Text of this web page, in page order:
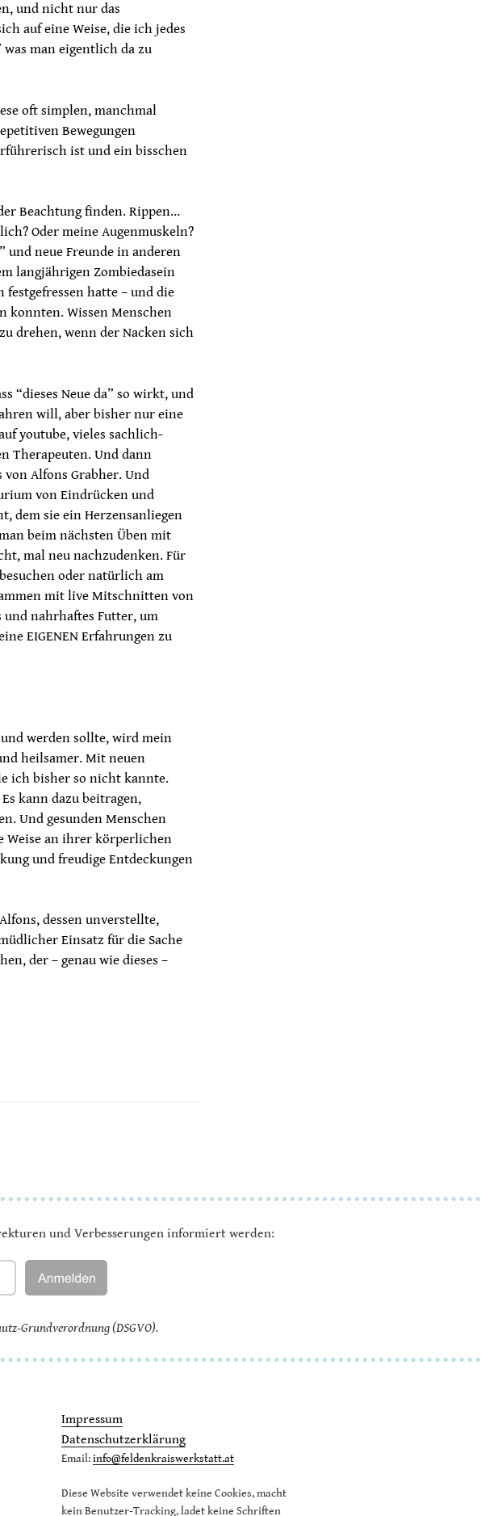
und nicht nur das
auf eine Weise, die ich jedes
was man eigentlich da zu
oft simplen, manchmal
Bewegungen
ist und ein bisschen
Beachtung finden. Rippen…
Oder meine Augenmuskeln?
neue Freunde in anderen
langjährigen Zombiedasein
hatte – und die
konnten. Wissen Menschen
drehen, wenn der Nacken sich
“dieses Neue da” so wirkt, und
will, aber bisher nur eine
youtube, vieles sachlich-
Therapeuten. Und dann
Alfons Grabher. Und
von Eindrücken und
dem sie ein Herzensanliegen
beim nächsten Üben mit
mal neu nachzudenken. Für
oder natürlich am
mit live Mitschnitten von
und nahrhaftes Futter, um
EIGENEN Erfahrungen zu
werden sollte, wird mein
heilsamer. Mit neuen
ich bisher so nicht kannte.
kann dazu beitragen,
Und gesunden Menschen
Weise an ihrer körperlichen
und freudige Entdeckungen
dessen unverstellte,
Einsatz für die Sache
der – genau wie dieses –
und Verbesserungen informiert werden:
Grundverordnung (DSGVO).
Impressum
Datenschutzerklärung
Email:info@feldenkraiswerkstatt.at
Diese Website verwendet keine Cookies, macht
kein Benutzer-Tracking, ladet keine Schriften